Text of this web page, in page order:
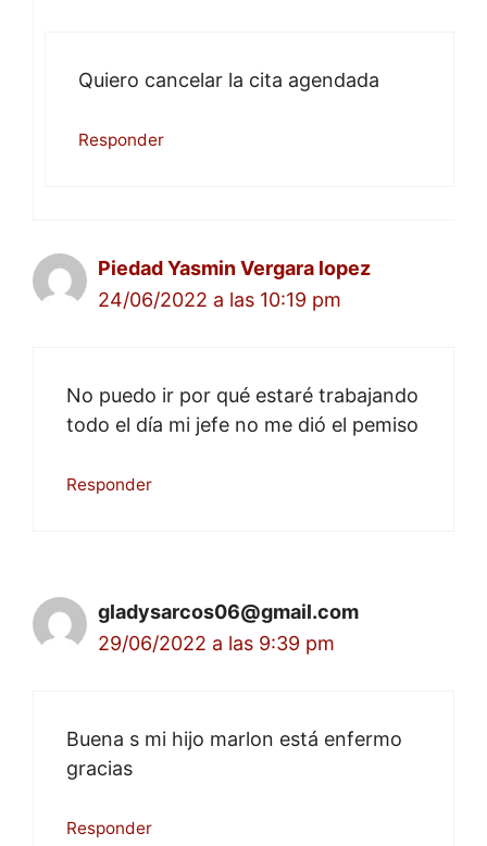
Quiero cancelar la cita agendada
Responder
Piedad Yasmin Vergara lopez
24/06/2022 a las 10:19 pm
No puedo ir por qué estaré trabajando
todo el día mi jefe no me dió el pemiso
Responder
gladysarcos06@gmail.com
29/06/2022 a las 9:39 pm
Buena s mi hijo marlon está enfermo
gracias
Responder